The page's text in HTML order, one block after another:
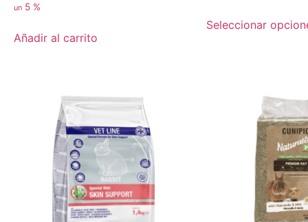
un 5 %
Añadir al carrito
Seleccionar